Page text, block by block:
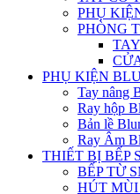
PHỤ
PHÒNG
PHỤ KIỆN
Tay nâng
Ray hộp
Bản lề
Ray Âm
THIẾT BỊ BẾP
BẾP TỪ
HÚT MÙI